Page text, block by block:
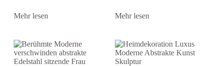
Mehr lesen Mehr lesen